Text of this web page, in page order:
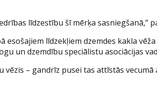
līdzestību šī mērķa sasniegšanā,”
līdzekļiem dzemdes kakla
un dzemdību speciālistu asociācijas
– gandrīz pusei tas attīstās